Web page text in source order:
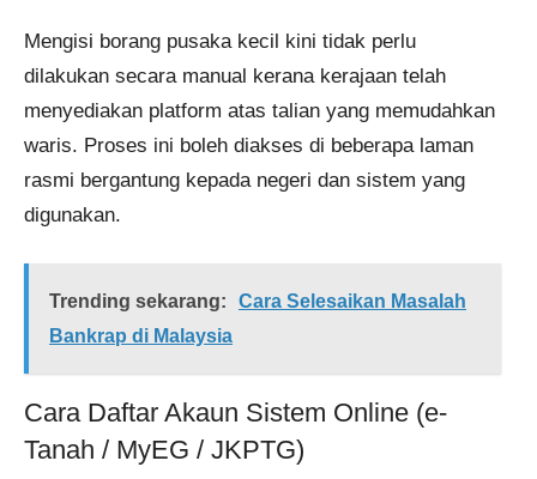
Mengisi borang pusaka kecil kini tidak perlu
dilakukan secara manual kerana kerajaan telah
menyediakan platform atas talian yang memudahkan
waris. Proses ini boleh diakses di beberapa laman
rasmi bergantung kepada negeri dan sistem yang
digunakan.
Trending sekarang:
Cara Selesaikan Masalah
Bankrap di Malaysia
Cara Daftar Akaun Sistem Online (e-
Tanah / MyEG / JKPTG)